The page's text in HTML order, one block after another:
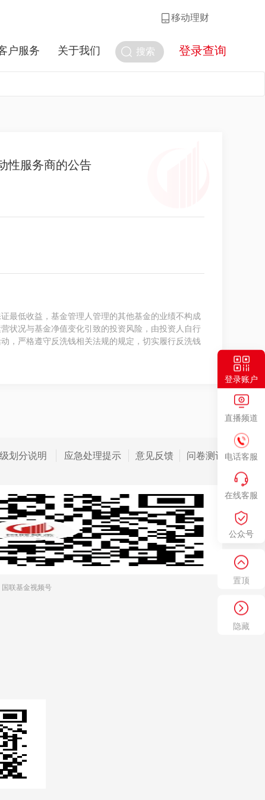
登录账户
直播频道
电话客服
在线客服
公众号
置顶
隐藏
移动理财
搜索 登录查询
户服务 关于我们
性服务商的公告
最低收益，基金管理人管理的其他基金的业绩不构成
状况与基金净值变化引致的投资风险，由投资人自行
，严格遵守反洗钱相关法规的规定，切实履行反洗钱
划分说明 应急处理提示 意见反馈 问卷测评
国联基金视频号